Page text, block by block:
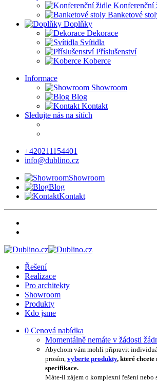
Konferenční
Banketové
Doplňky
Dekorace
Svítidla
Příslušenství
Koberce
Informace
Showroom
Blog
Kontakt
Sledujte nás na sítích
+420211154401
info@dublino.cz
Showroom
Blog
Kontakt
Řešení
Realizace
Pro architekty
Showroom
Produkty
Kdo jsme
0 Cenová nabídka
Momentálně nemáte v žádosti
Abychom vám mohli připravit
prosím, vyberte produkty, které
specifikace.
Máte-li zájem o komplexní řešení nebo